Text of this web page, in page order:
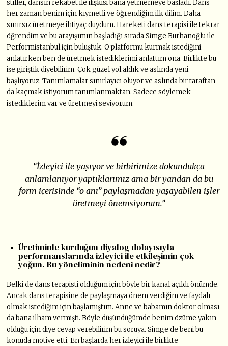
stiller, dansın rekabet ile ilişkisi bana yetmemeye başladı. Dans
her zaman benim için kıymetli ve öğrendiğim ilk dilim. Daha
sınırsız üretmeye ihtiyaç duydum. Hareketi dans terapisi ile tekrar
öğrendim ve bu arayışımın başladığı sırada Simge Burhanoğlu ile
Performistanbul için buluştuk. O platformu kurmak istediğini
anlatırken ben de üretmek istediklerimi anlattım ona. Birlikte bu
işe giriştik diyebilirim. Çok güzel yol aldık ve aslında yeni
başlıyoruz. Tanımlamalar sınırlayıcı oluyor ve aslında bir taraftan
da kaçmak istiyorum tanımlanmaktan. Sadece söylemek
istediklerim var ve üretmeyi seviyorum.
“İzleyici ile yaşıyor ve birbirimize dokundukça
anlamlanıyor yaptıklarımız ama bir yandan da bu
form içerisinde “o anı” paylaşmadan yaşayabilen işler
üretmeyi önemsiyorum.”
Üretiminle kurduğun diyalog dolayısıyla
performanslarında izleyici ile etkileşimin çok
yoğun. Bu yöneliminin nedeni nedir?
Belki de dans terapisti olduğum için böyle bir kanal açıldı önümde.
Ancak dans terapisine de paylaşmaya önem verdiğim ve faydalı
olmak istediğim için başlamıştım. Anne ve babamın doktor olması
da bana ilham vermişti. Böyle düşündüğümde benim özüme yakın
olduğu için diye cevap verebilirim bu soruya. Simge de beni bu
konuda motive etti. En başlarda her izleyici ile birlikte